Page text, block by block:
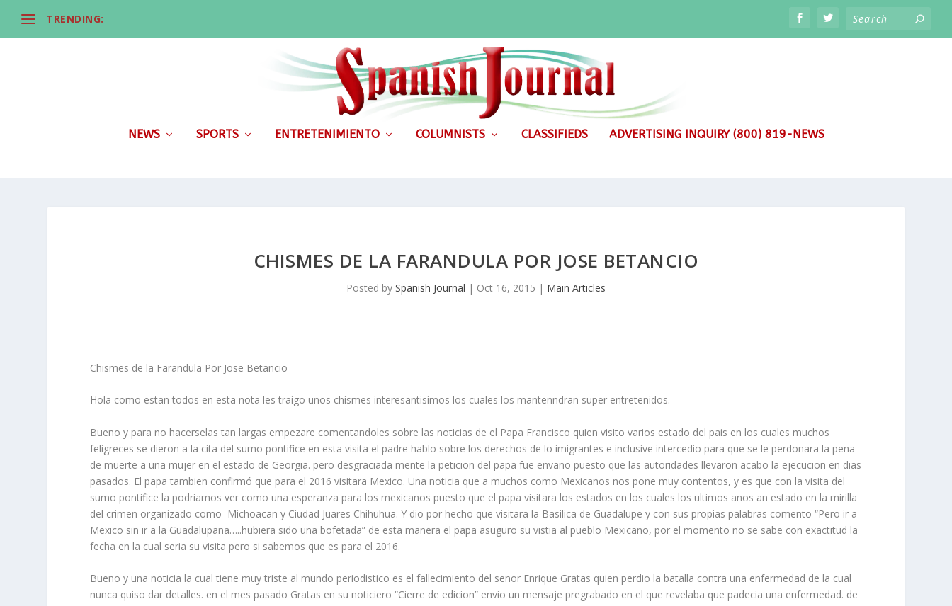
TRENDING:
NEWS SPORTS ENTRETENIMIENTO COLUMNISTS CLASSIFIEDS ADVERTISING INQUIRY (800) 819-NEWS
CHISMES DE LA FARANDULA POR JOSE BETANCIO
Posted by Spanish Journal | Oct 16, 2015 | Main Articles
Chismes de la Farandula Por Jose Betancio
Hola como estan todos en esta nota les traigo unos chismes interesantisimos los cuales los mantenndran super entretenidos.
Bueno y para no hacerselas tan largas empezare comentandoles sobre las noticias de el Papa Francisco quien visito varios estado del pais en los cuales muchos
feligreces se dieron a la cita del sumo pontifice en esta visita el padre hablo sobre los derechos de lo imigrantes e inclusive intercedio para que se le perdonara la pena
de muerte a una mujer en el estado de Georgia. pero desgraciada mente la peticion del papa fue envano puesto que las autoridades llevaron acabo la ejecucion en dias
pasados. El papa tambien confirmó que para el 2016 visitara Mexico. Una noticia que a muchos como Mexicanos nos pone muy contentos, y es que con la visita del
sumo pontifice la podriamos ver como una esperanza para los mexicanos puesto que el papa visitara los estados en los cuales los ultimos anos an estado en la mirilla
del crimen organizado como Michoacan y Ciudad Juares Chihuhua. Y dio por hecho que visitara la Basilica de Guadalupe y con sus propias palabras comento “Pero ir a
Mexico sin ir a la Guadalupana…..hubiera sido una bofetada” de esta manera el papa asuguro su vistia al pueblo Mexicano, por el momento no se sabe con exactitud la
fecha en la cual seria su visita pero si sabemos que es para el 2016.
Bueno y una noticia la cual tiene muy triste al mundo periodistico es el fallecimiento del senor Enrique Gratas quien perdio la batalla contra una enfermedad de la cual
nunca quiso dar detalles. en el mes pasado Gratas en su noticiero “Cierre de edicion” envio un mensaje pregrabado en el que revelaba que padecia una enfermedad. de